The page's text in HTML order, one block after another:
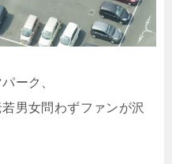
ーク、
男女問わずファンが沢